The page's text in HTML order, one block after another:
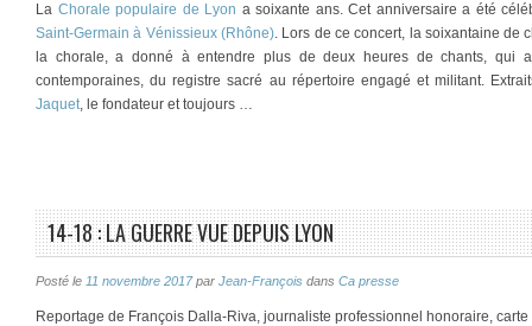
La Chorale populaire de Lyon a soixante ans. Cet anniversaire a été
Saint-Germain à Vénissieux (Rhône). Lors de ce concert, la soixantaine de
la chorale, a donné à entendre plus de deux heures de chants, qui
contemporaines, du registre sacré au répertoire engagé et militant.
Jaquet, le fondateur et toujours …
14-18 : LA GUERRE VUE DEPUIS LYON
Posté le 11 novembre 2017 par Jean-François dans Ca presse
Reportage de François Dalla-Riva, journaliste professionnel honoraire,